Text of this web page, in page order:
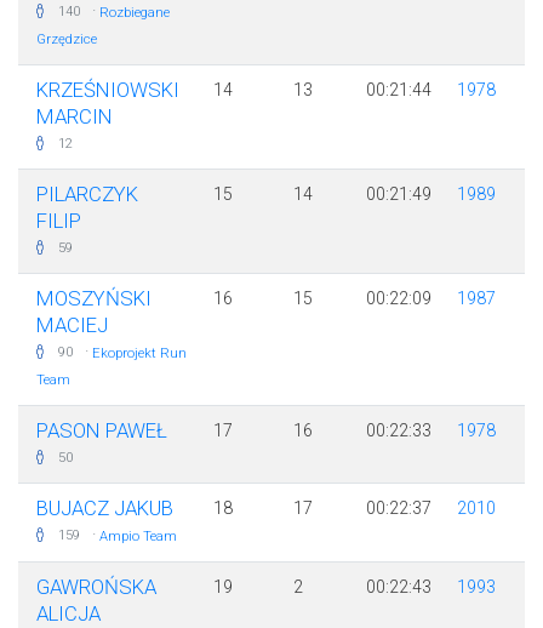
140 · Rozbiegane
Grzędzice
KRZEŚNIOWSKI
MARCIN
12
14 13 00:21:44 1978
PILARCZYK
FILIP
59
15 14 00:21:49 1989
MOSZYŃSKI
MACIEJ
90 · Ekoprojekt Run
Team
16 15 00:22:09 1987
PASON PAWEŁ
50
17 16 00:22:33 1978
BUJACZ JAKUB
159 · Ampio Team
18 17 00:22:37 2010
GAWROŃSKA
ALICJA
19 2 00:22:43 1993